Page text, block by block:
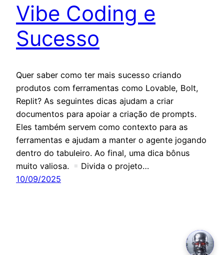
Vibe Coding e
Sucesso
Quer saber como ter mais sucesso criando
produtos com ferramentas como Lovable, Bolt,
Replit? As seguintes dicas ajudam a criar
documentos para apoiar a criação de prompts.
Eles também servem como contexto para as
ferramentas e ajudam a manter o agente jogando
dentro do tabuleiro. Ao final, uma dica bônus
muito valiosa.
Divida o projeto…
10/09/2025